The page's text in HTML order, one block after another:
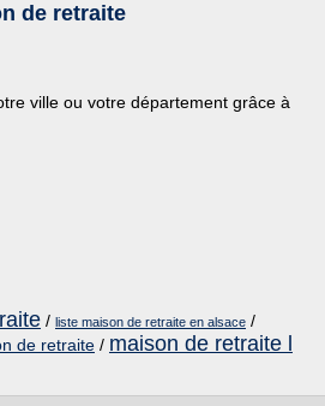
de retraite
ville ou votre département grâce à
/ liste maison de retraite en alsace /
de retraite / maison de retraite l